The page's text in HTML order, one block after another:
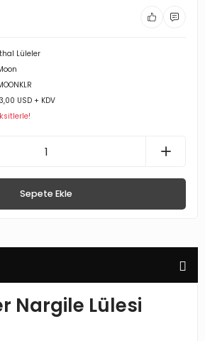
Lüleler
USD + KDV
Sepete Ekle
Nargile Lülesi